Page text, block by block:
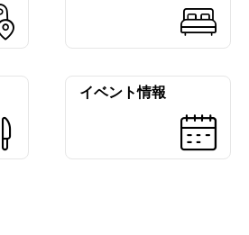
イベント情報